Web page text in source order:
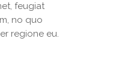
feugiat
no quo
regione eu.